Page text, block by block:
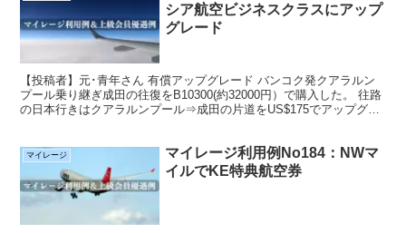
シア航空ビジネスクラスにアップ
グレード
【投稿者】元･青年さん 有償アップグレード バンコク発クアラルン
プール乗り継ぎ成田の往復をB10300(約32000円）で購入した。 往路
の日本行きはクアラルンプール⇒成田の片道をUS$175でアップグレ
マイレージ
マイレージ利用例No184：NWマ
イルでKE特典航空券